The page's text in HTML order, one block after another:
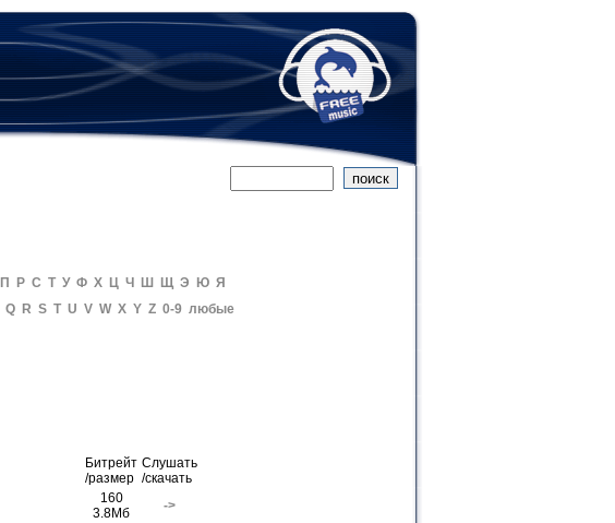
П Р С Т У Ф Х Ц Ч Ш Щ Э Ю Я
Q R S T U V W X Y Z 0-9 любые
Битрейт
/размер
Слушать
/скачать
160
3.8Мб
->